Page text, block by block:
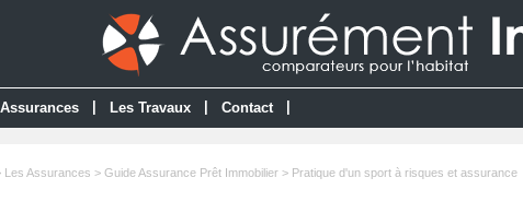
Les Travaux Contact
Les Assurances > Guide Assurance Prêt Immobilier> Pratique d'un sport à risques et assurance